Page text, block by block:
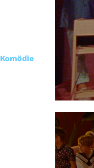
Komödie